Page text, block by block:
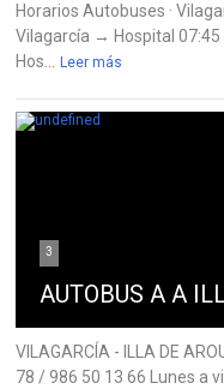
Horarios Autobuses ·
Vilagarcía → Hospital 07:45
Hos...
Leer más
3
AUTOBUS A A
VILAGARCÍA - ILLA DE
78 / 986 50 13 66 Lunes a